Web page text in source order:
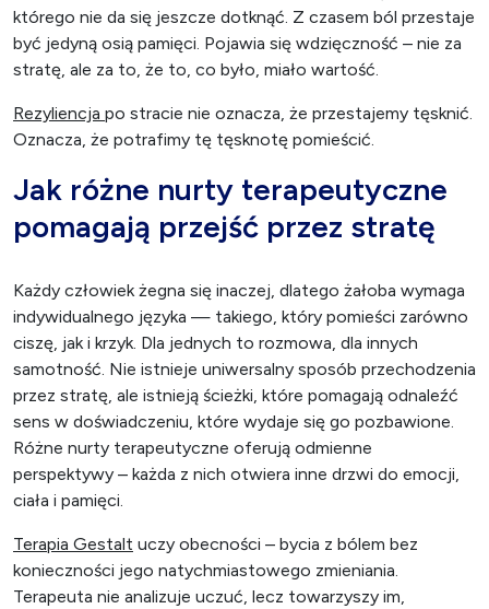
którego nie da się jeszcze dotknąć. Z czasem ból przestaje
być jedyną osią pamięci. Pojawia się wdzięczność – nie za
stratę, ale za to, że to, co było, miało wartość.
Rezyliencja po stracie nie oznacza, że przestajemy tęsknić.
Oznacza, że potrafimy tę tęsknotę pomieścić.
Jak różne nurty terapeutyczne
pomagają przejść przez stratę
Każdy człowiek żegna się inaczej, dlatego żałoba wymaga
indywidualnego języka — takiego, który pomieści zarówno
ciszę, jak i krzyk. Dla jednych to rozmowa, dla innych
samotność. Nie istnieje uniwersalny sposób przechodzenia
przez stratę, ale istnieją ścieżki, które pomagają odnaleźć
sens w doświadczeniu, które wydaje się go pozbawione.
Różne nurty terapeutyczne oferują odmienne
perspektywy – każda z nich otwiera inne drzwi do emocji,
ciała i pamięci.
Terapia Gestalt uczy obecności – bycia z bólem bez
konieczności jego natychmiastowego zmieniania.
Terapeuta nie analizuje uczuć, lecz towarzyszy im,